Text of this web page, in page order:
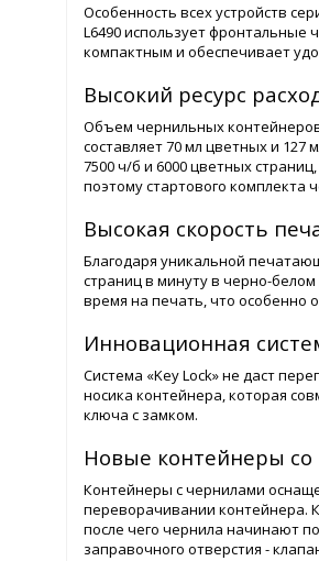
Особенность всех устройств
L6490 использует фронтальные
компактным и обеспечивает
Высокий ресурс
Объем чернильных
составляет 70 мл цветных и
7500 ч/б и 6000 цветных
поэтому стартового комплекта
Высокая скорость
Благодаря уникальной
страниц в минуту в черно-
время на печать, что особенно
Инновационная
Система «Key Lock» не даст
носика контейнера, которая
ключа с замком.
Новые контейнеры
Контейнеры с чернилами
переворачивании контейнера.
после чего чернила начинают
заправочного отверстия -